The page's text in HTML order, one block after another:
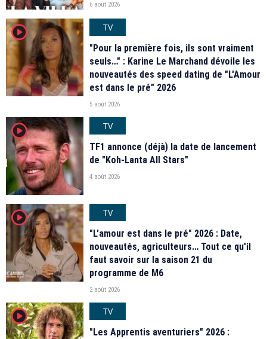
6 août 2026
player2
TV
"Pour la première fois, ils sont vraiment
seuls…" : Karine Le Marchand dévoile les
nouveautés des speed dating de "L'Amour
est dans le pré" 2026
5 août 2026
player2
TV
TF1 annonce (déjà) la date de lancement
de "Koh-Lanta All Stars"
4 août 2026
player2
TV
"L'amour est dans le pré" 2026 : Date,
nouveautés, agriculteurs… Tout ce qu'il
faut savoir sur la saison 21 du
programme de M6
2 août 2026
player2
TV
"Les Apprentis aventuriers" 2026 :